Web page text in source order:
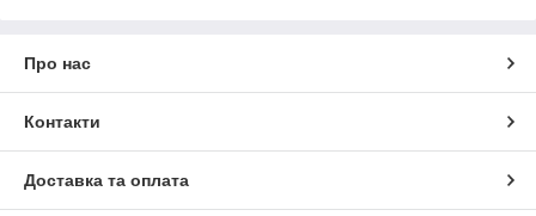
Про нас
Контакти
Доставка та оплата